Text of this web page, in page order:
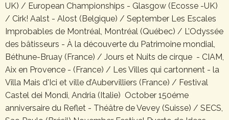
UK) / European Championships - Glasgow (Ecosse -UK)
/ Cirk! Aalst - Alost (Belgique) / September Les Escales
Improbables de Montréal, Montréal (Québec) / L’Odyssée
des bâtisseurs - À la découverte du Patrimoine mondial,
Béthune-Bruay (France) / Jours et Nuits de cirque - CIAM,
Aix en Provence - (France) / Les Villes qui cartonnent - la
Villa Mais d'Ici et ville d’Aubervilliers (France) / Festival
Castel dei Mondi, Andria (Italie) October 150éme
anniversaire du Reflet - Théâtre de Vevey (Suisse) / SECS,